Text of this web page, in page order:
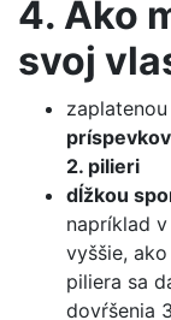
4. Ako
svoj
zaplatenou
príspevkov
2. pilieri
dĺžkou
napríklad
vyššie,
piliera sa
dovŕšenia